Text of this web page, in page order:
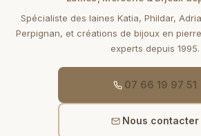
Spécialiste des laines Katia, Phildar,
Perpignan, et créations de bijoux en
experts depuis 1995.
07 66 19 97 51
Nous contacter